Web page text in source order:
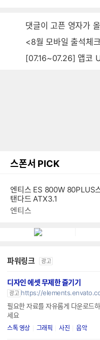
댓글이 고픈 영자가
<8월 모바일 출석체
[07.16~07.26] 앱코
스폰서 PICK
엔티스 ES 800W 80PLUS스
탠다드 ATX3.1
파워링크 광고
디자인 에셋 무제한 즐기기
광고 https://
필요한 자료를 자유롭게 다운로드
세요